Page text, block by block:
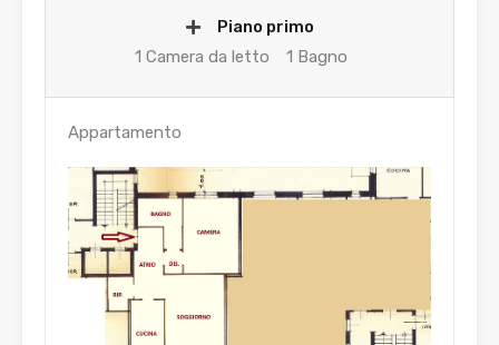
Piano primo
1 Camera da letto
1 Bagno
Appartamento